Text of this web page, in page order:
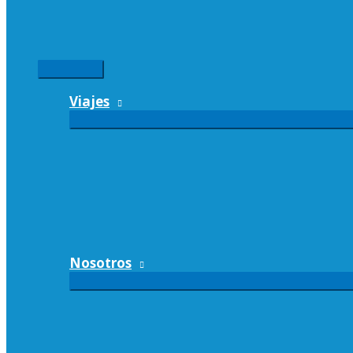
Menú
principal
Viajes
Nosotros